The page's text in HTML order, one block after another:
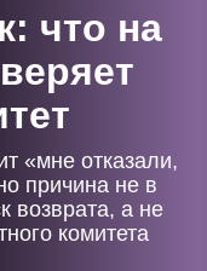
что на
«мне отказали,
причина не в
возврата, а не
комитета